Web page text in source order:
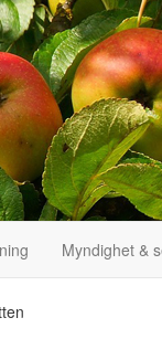
Myndighet &